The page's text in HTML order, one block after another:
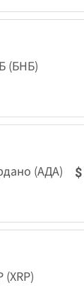
(БНБ)
(АДА) $
(XRP)